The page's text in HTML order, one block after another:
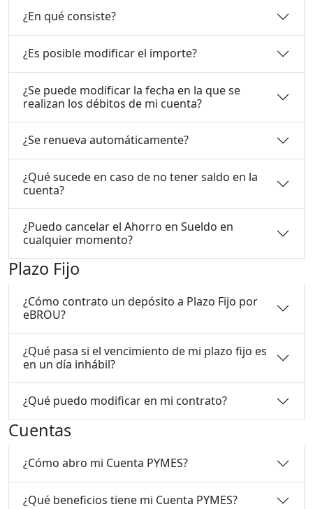
¿En qué consiste?
¿Es posible modificar el importe?
¿Se puede modificar la fecha en la que se
realizan los débitos de mi cuenta?
¿Se renueva automáticamente?
¿Qué sucede en caso de no tener saldo en la
cuenta?
¿Puedo cancelar el Ahorro en Sueldo en
cualquier momento?
Plazo Fijo
¿Cómo contrato un depósito a Plazo Fijo por
eBROU?
¿Qué pasa si el vencimiento de mi plazo fijo es
en un día inhábil?
¿Qué puedo modificar en mi contrato?
Cuentas
¿Cómo abro mi Cuenta PYMES?
¿Qué beneficios tiene mi Cuenta PYMES?